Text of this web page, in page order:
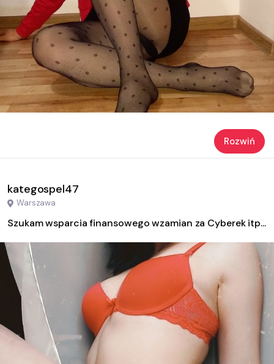
Rozwiń
kategospel47
Warszawa
Szukam wsparcia finansowego wzamian za Cyberek itp...